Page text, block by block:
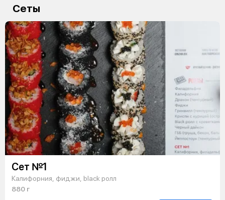
Сеты
Сет №1
Калифорния, фиджи, black ролл
880 г